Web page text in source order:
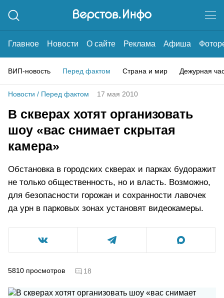
Главное Новости О сайте Реклама Афиша
ВИП-новость Перед фактом Страна и мир Дежурная
Новости / Перед фактом 17 мая 2010
В скверах хотят организовать
шоу «вас снимает скрытая
камера»
Обстановка в городских скверах и парках будоражит
не только общественность, но и власть. Возможно,
для безопасности горожан и сохранности лавочек
да урн в парковых зонах установят видеокамеры.
5810 просмотров 18